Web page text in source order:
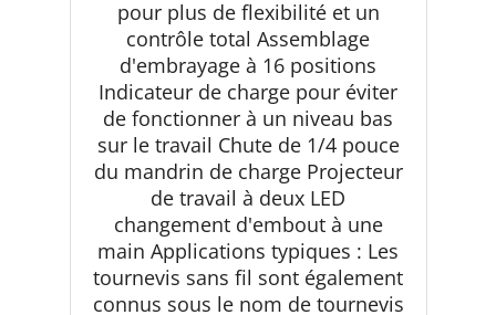
pour plus de flexibilité et un
contrôle total Assemblage
d'embrayage à 16 positions
Indicateur de charge pour éviter
de fonctionner à un niveau bas
sur le travail Chute de 1/4 pouce
du mandrin de charge Projecteur
de travail à deux LED
changement d'embout à une
main Applications typiques : Les
tournevis sans fil sont également
connus sous le nom de tournevis